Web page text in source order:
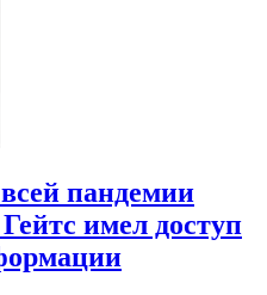
пандемии
имел доступ